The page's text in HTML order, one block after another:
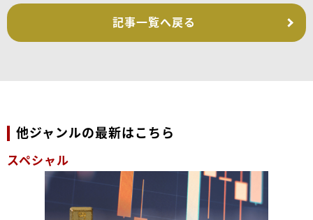
記事一覧へ戻る
他ジャンルの最新はこちら
スペシャル